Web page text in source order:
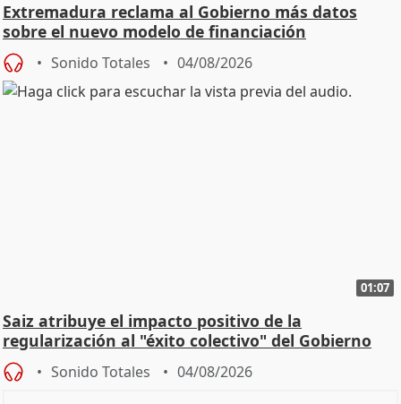
Extremadura reclama al Gobierno más datos
sobre el nuevo modelo de financiación
Sonido Totales 04/08/2026
01:07
Saiz atribuye el impacto positivo de la
regularización al "éxito colectivo" del Gobierno
Sonido Totales 04/08/2026